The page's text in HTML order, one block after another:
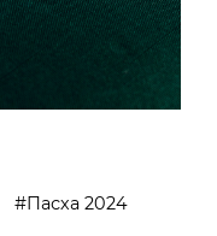
Пасха 2024